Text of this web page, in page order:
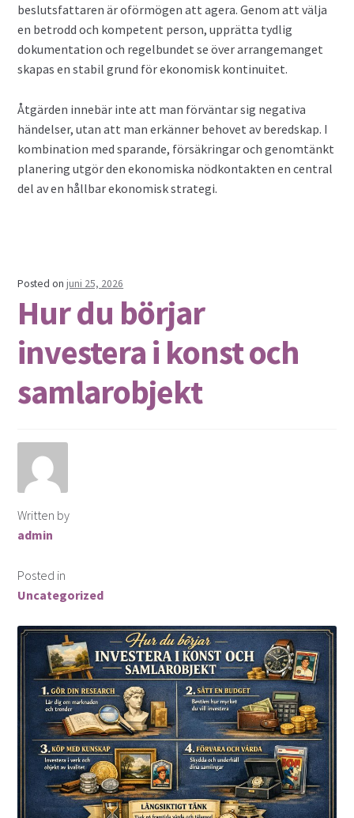
beslutsfattaren är oförmögen att agera. Genom att välja
en betrodd och kompetent person, upprätta tydlig
dokumentation och regelbundet se över arrangemanget
skapas en stabil grund för ekonomisk kontinuitet.
Åtgärden innebär inte att man förväntar sig negativa
händelser, utan att man erkänner behovet av beredskap. I
kombination med sparande, försäkringar och genomtänkt
planering utgör den ekonomiska nödkontakten en central
del av en hållbar ekonomisk strategi.
Posted onjuni 25, 2026
Hur du börjar
investera i konst och
samlarobjekt
Written by
admin
Posted in
Uncategorized